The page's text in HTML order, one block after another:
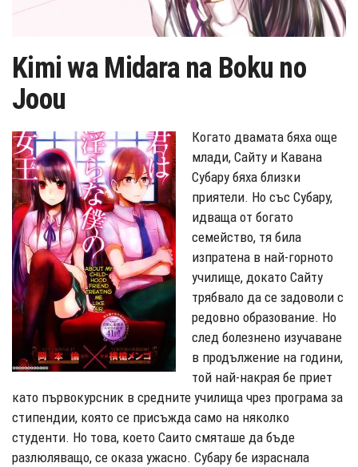
Kimi wa Midara na Boku no
Joou
Когато двамата бяха още
млади, Сайту и Кавана
Субару бяха близки
приятели. Но със Субару,
идваща от богато
семейство, тя била
изпратена в най-горното
училище, докато Сайту
трябвало да се задоволи с
редовно образование. Но
след болезнено изучаване
в продължение на години,
той най-накрая бе приет
като първокурсник в средните училища чрез програма за
стипендии, която се присъжда само на няколко
студенти. Но това, което Саито смяташе да бъде
разлюляващо, се оказа ужасно. Субару бе израснала